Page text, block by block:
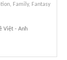
Family, Fantasy
Việt - Anh